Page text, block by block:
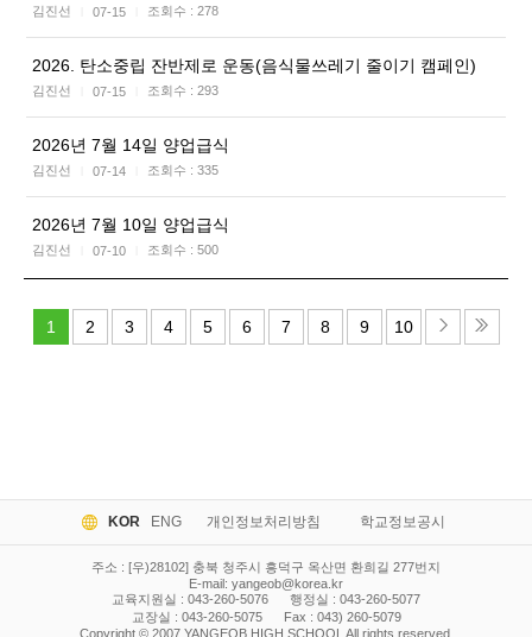
김진선 07-15 조회수 : 278
2026. 탄소중립 잔반제로 운동(음식물쓰레기 줄이기 캠페인)
김진선 07-15 조회수 : 293
2026년 7월 14일 양업급식
김진선 07-14 조회수 : 335
2026년 7월 10일 양업급식
김진선 07-10 조회수 : 500
1 2 3 4 5 6 7 8 9 10
KOR ENG 개인정보처리방침 학교정보공시
주소 : [우)28102] 충북 청주시 흥덕구 옥산면 환희길 277번지
E-mail: yangeob@korea.kr
교육지원실 : 043-260-5076
행정실 : 043-260-5077
교장실 : 043-260-5075
Fax : 043) 260-5079
Copyright © 2007 YANGEOB HIGH SCHOOL All rights reserved.